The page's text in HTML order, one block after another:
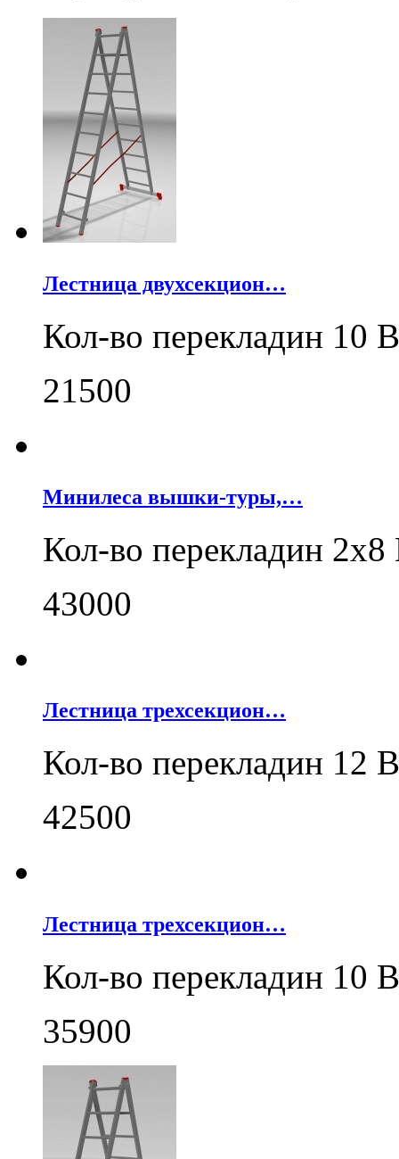
Лестница двухсекцион…
Кол-во перекладин 10
21500
Минилеса вышки-туры,…
Кол-во перекладин
43000
Лестница трехсекцион…
Кол-во перекладин 12
42500
Лестница трехсекцион…
Кол-во перекладин 10
35900